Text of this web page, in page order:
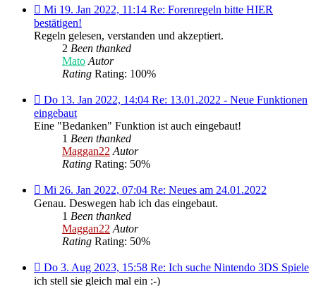
Mi
19.
Jan
2022,
11:14 Re:
Forenregeln
HIER
bestätigen!
Mi 19. Jan 2022, 11:14 Re: Forenregeln bitte HIER
bestätigen!
Regeln gelesen, verstanden und akzeptiert.
2 Been thanked
Mato Autor
Rating Rating: 100%
Do
13.
Jan
2022,
14:04 Re:
13.01.2022
Neue
Funktionen
eingebaut
Do 13. Jan 2022, 14:04 Re: 13.01.2022 - Neue Funktionen
eingebaut
Eine "Bedanken" Funktion ist auch eingebaut!
1 Been thanked
Maggan22 Autor
Rating Rating: 50%
Mi
26.
2022,
07:04 Re:
am
24.01.2022
Mi 26. Jan 2022, 07:04 Re: Neues am 24.01.2022
Genau. Deswegen hab ich das eingebaut.
1 Been thanked
Maggan22 Autor
Rating Rating: 50%
Do
3.
Do 3. Aug 2023, 15:58 Re: Ich suche Nintendo 3DS Spiele
ich stell sie gleich mal ein :-)